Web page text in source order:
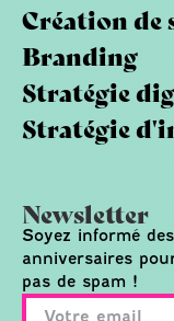
Création
Branding
Stratégie
Stratégie
Newsletter
Soyez informé
anniversaires
pas de spam !